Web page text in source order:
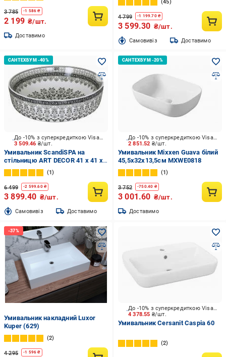
3 785 -1 586 ₴
2 199 ₴/шт.
Доставимо
45
4 799 -1 199.70₴
3 599.30 ₴/шт.
Cамовивіз Доставимо
3 509.46 ₴/шт.
До -10% з суперкредиткою Visa Вигода
Умивальник ScandiSPA на
стільницю ART DECOR 41 x 41 x
14 см
1
6 499 -2 599.60₴
3 899.40 ₴/шт.
Cамовивіз Доставимо
2 851.52 ₴/шт.
До -10% з суперкредиткою Visa Вигода
Умивальник Mixxen Guava білий
45,5x32x13,5см MXWE0818
1
3 752 -750.40 ₴
3 001.60 ₴/шт.
Доставимо
Умивальник накладний Luxor
Kuper (629)
2
4 295 -1 596 ₴
4 378.55 ₴/шт.
До -10% з суперкредиткою Visa Вигода
Умивальник Cersanit Caspia 60
2